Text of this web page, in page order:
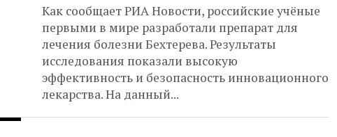
Как сообщает РИА Новости, российские учёные
первыми в мире разработали препарат для
лечения болезни Бехтерева. Результаты
исследования показали высокую
эффективность и безопасность инновационного
лекарства. На данный...